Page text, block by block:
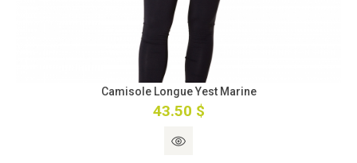
Camisole Longue Yest Marine
43.50 $